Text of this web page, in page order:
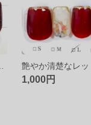
1,000円